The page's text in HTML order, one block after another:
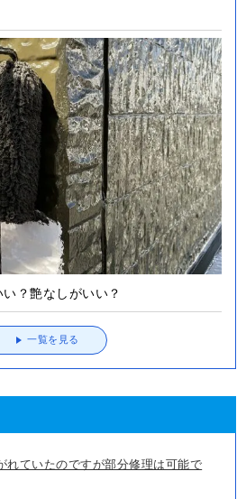
？艶なしがいい？
一覧を見る
れていたのですが部分修理は可能で